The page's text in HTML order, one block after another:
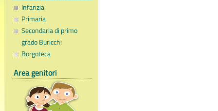
Infanzia
Primaria
Secondaria di primo
grado Buricchi
Borgoteca
Area genitori